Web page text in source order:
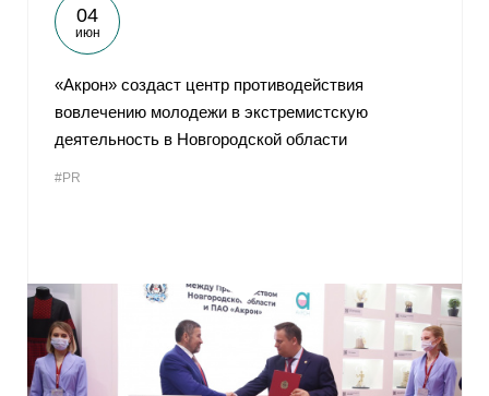
04
июн
«Акрон» создаст центр противодействия
вовлечению молодежи в экстремистскую
деятельность в Новгородской области
#PR